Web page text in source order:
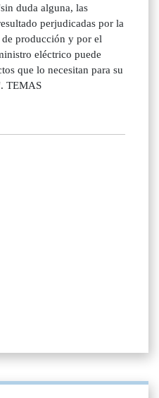
duda alguna, las
perjudicadas por la
de producción y por el
eléctrico puede
que lo necesitan para su
TEMAS